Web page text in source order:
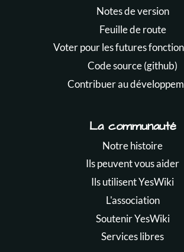
Notes de version
Feuille de route
Voter pour les futures
Code source (github)
Contribuer au
La communauté
Notre histoire
Ils peuvent vous aider
Ils utilisent YesWiki
L'association
Soutenir YesWiki
Services libres